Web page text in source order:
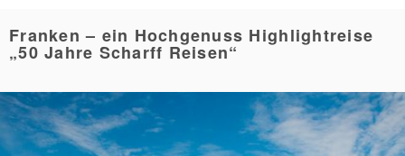
Franken – ein Hochgenuss Highlightreise
„50 Jahre Scharff Reisen“